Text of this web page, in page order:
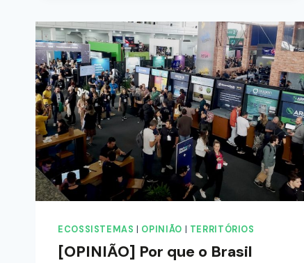
ECOSSISTEMAS OPINIÃO TERRITÓRIOS
[OPINIÃO] Por que o Brasil